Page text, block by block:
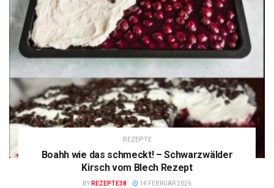
REZEPTE
Boahh wie das schmeckt! – Schwarzwälder
Kirsch vom Blech Rezept
BY REZEPTE38 14 FEBRUAR 2026